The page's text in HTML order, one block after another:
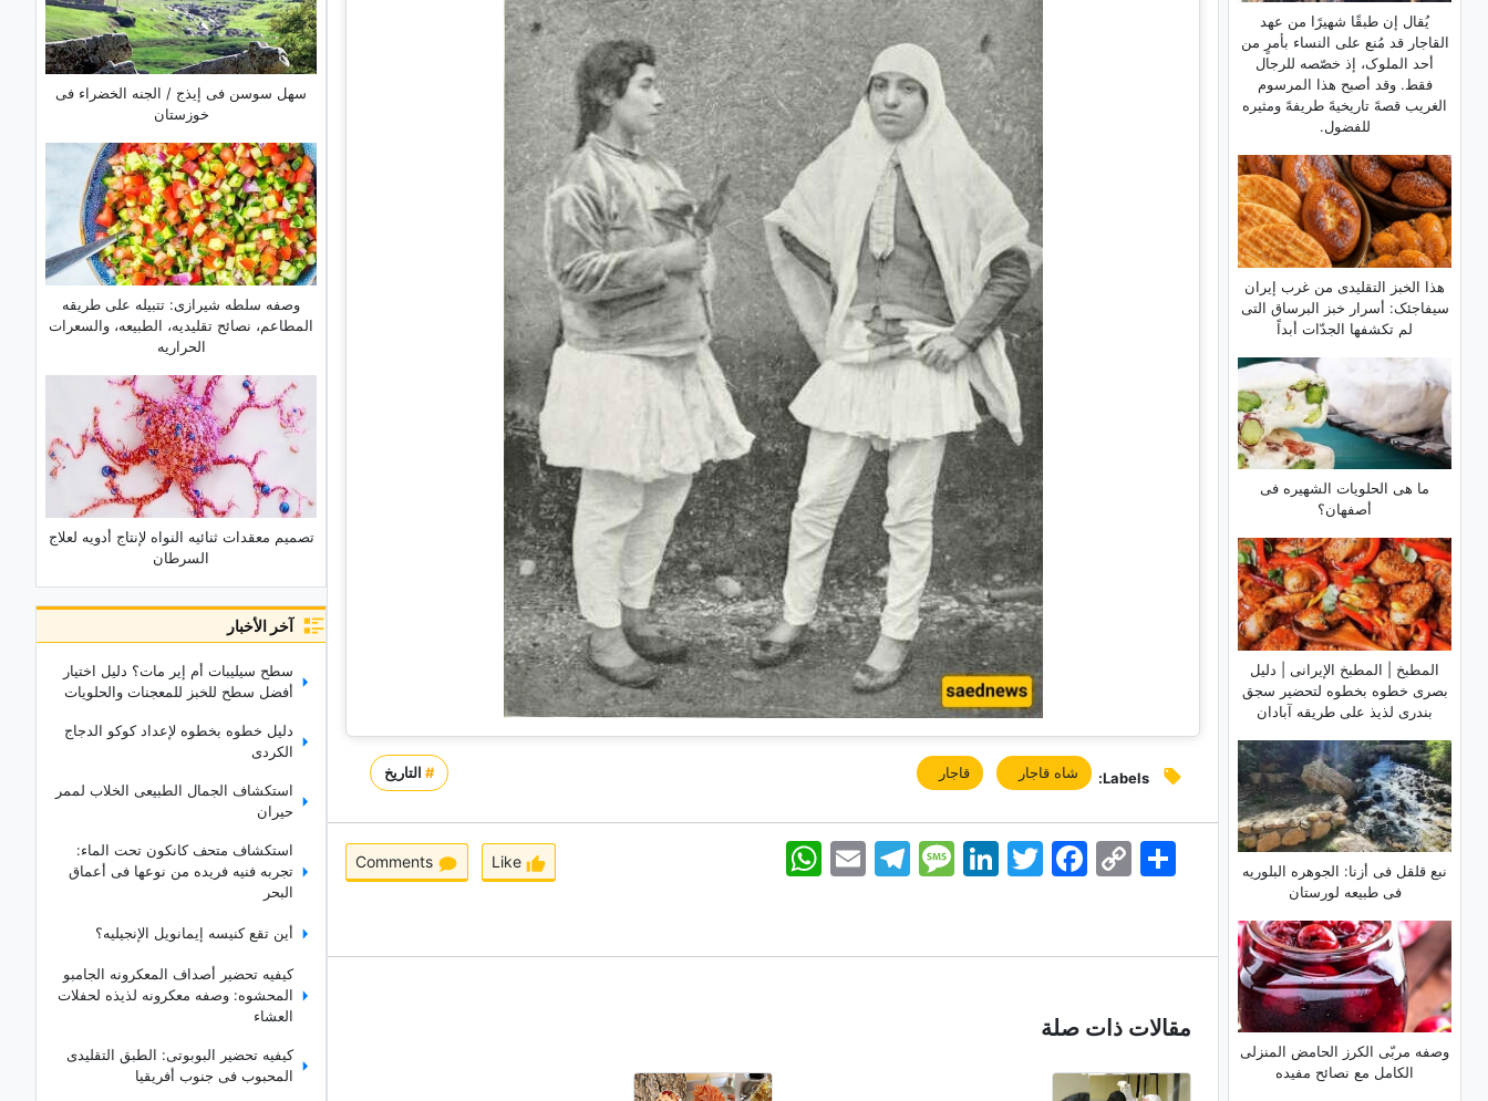
Labels: شاه قاجار قاجار # التاريخ
WhatsApp EmailTelegramMessageLinkedInTwitterFacebook
Copy
Link
اشتراک
Like
Comments
مقالات ذات صلة
سهل سوسن فی إیذج / الجنه الخضراء فی
خوزستان
وصفه سلطه شیرازی: تتبیله على طریقه
المطاعم، نصائح تقلیدیه، الطبیعه، والسعرات
الحراریه
تصمیم معقدات ثنائیه النواه لإنتاج أدویه لعلاج
السرطان
آخر الأخبار
سطح سیلیبات أم إیر مات؟ دلیل اختیار
أفضل سطح للخبز للمعجنات والحلویات
دلیل خطوه بخطوه لإعداد کوکو الدجاج
الکردی
استکشاف الجمال الطبیعی الخلاب لممر
حیران
استکشاف متحف کانکون تحت الماء:
تجربه فنیه فریده من نوعها فی أعماق
البحر
أین تقع کنیسه إیمانویل الإنجیلیه؟
کیفیه تحضیر أصداف المعکرونه الجامبو
المحشوه: وصفه معکرونه لذیذه لحفلات
العشاء
کیفیه تحضیر البوبوتی: الطبق التقلیدی
المحبوب فی جنوب أفریقیا
یُقال إن طبقًا شهیرًا من عهد
القاجار قد مُنع على النساء بأمرٍ من
أحد الملوک، إذ خصّصه للرجال
فقط. وقد أصبح هذا المرسوم
الغریب قصهً تاریخیهً طریفهً ومثیره
للفضول.
هذا الخبز التقلیدی من غرب إیران
سیفاجئک: أسرار خبز البرساق التی
لم تکشفها الجدّات أبداً
ما هی الحلویات الشهیره فی
أصفهان؟
المطبخ | المطبخ الإیرانی | دلیل
بصری خطوه بخطوه لتحضیر سجق
بندری لذیذ على طریقه آبادان
نبع قلقل فی أزنا: الجوهره البلوریه
فی طبیعه لورستان
وصفه مربّى الکرز الحامض المنزلی
الکامل مع نصائح مفیده